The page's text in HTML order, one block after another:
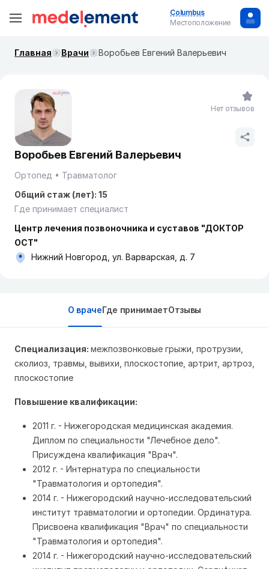
Columbus
Местоположение
Главная Врачи Воробьев Евгений Валерьевич
Воробьев Евгений Валерьевич
Ортопед
Травматолог
Общий стаж (лет): 15
Где принимает специалист
Центр лечения позвоночника и суставов "ДОКТОР
ОСТ"
Нижний Новгород, ул. Варварская, д. 7
Нет отзывов
О врачеГде принимаетОтзывы
Специализация: межпозвонковые грыжи, протрузии,
сколиоз, травмы, вывихи, плоскостопие, артрит, артроз,
плоскостопие
Повышение квалификации:
2011 г. - Нижегородская медицинская академия.
Диплом по специальности "Лечебное дело".
Присуждена квалификация "Врач".
2012 г. - Интернатура по специальности
"Травматология и ортопедия".
2014 г. - Нижегородский научно-исследовательский
институт травматологии и ортопедии. Ординатура.
Присвоена квалификация "Врач" по специальности
"Травматология и ортопедия".
2014 г. - Нижегородский научно-исследовательский